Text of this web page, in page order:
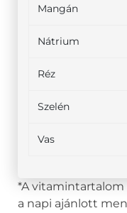
Mangán
Nátrium
Réz
Szelén
Vas
*A vitamintartalom
a napi ajánlott